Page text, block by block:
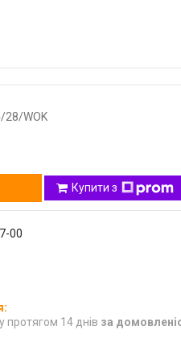
28/WOK
Купити з
00
протягом 14 днів за